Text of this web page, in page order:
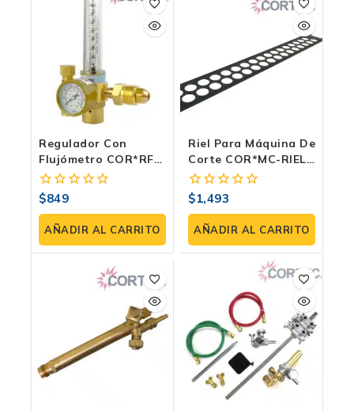
Regulador Con
Flujómetro COR*RFA:
Precisión Para Gases
Inertes | Cortec
0
fuera
de
5
$849
AÑADIR AL CARRITO
Riel Para Máquina De
Corte COR*MC-RIEL:
Precisión Y
Estabilidad | Cortec
0
fuera
de
5
$1,493
AÑADIR AL CARRITO